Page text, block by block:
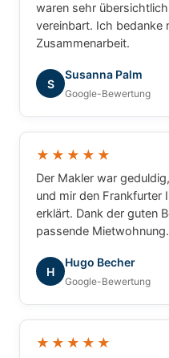
waren sehr
vereinbart. Ich bedanke
Zusammenarbeit.
S
Susanna Palm
Google-Bewertung
★★★★★
Der Makler war
und mir den Frankfurter
erklärt. Dank der guten
passende Mietwohnung.
H
Hugo Becher
Google-Bewertung
★★★★★